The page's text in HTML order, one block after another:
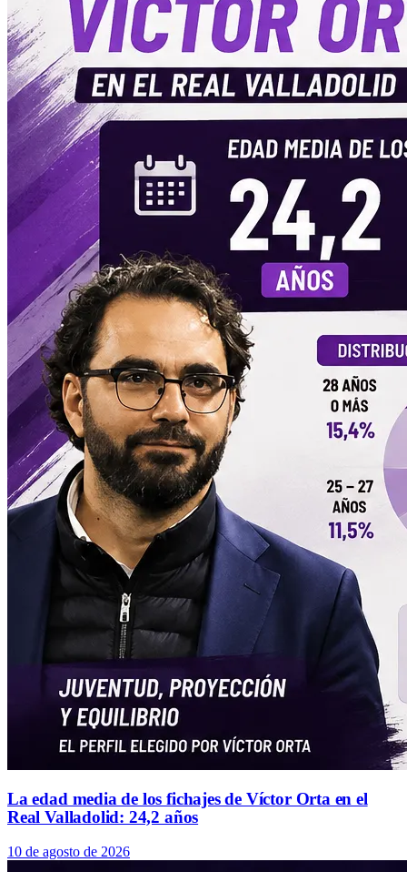
La edad media de los fichajes de Víctor Orta en el
Real Valladolid: 24,2 años
10 de agosto de 2026